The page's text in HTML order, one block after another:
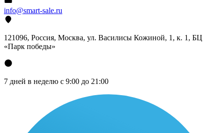
info@smart-sale.ru
121096, Россия, Москва, ул. Василисы Кожиной, 1, к. 1, БЦ
«Парк победы»
7 дней в неделю с 9:00 до 21:00